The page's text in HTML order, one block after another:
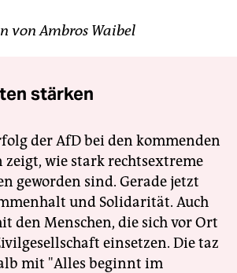
von Ambros Waibel
stärken
der AfD bei den kommenden
zeigt, wie stark rechtsextreme
geworden sind. Gerade jetzt
und Solidarität. Auch
den Menschen, die sich vor Ort
einsetzen. Die taz
mit "Alles beginnt im